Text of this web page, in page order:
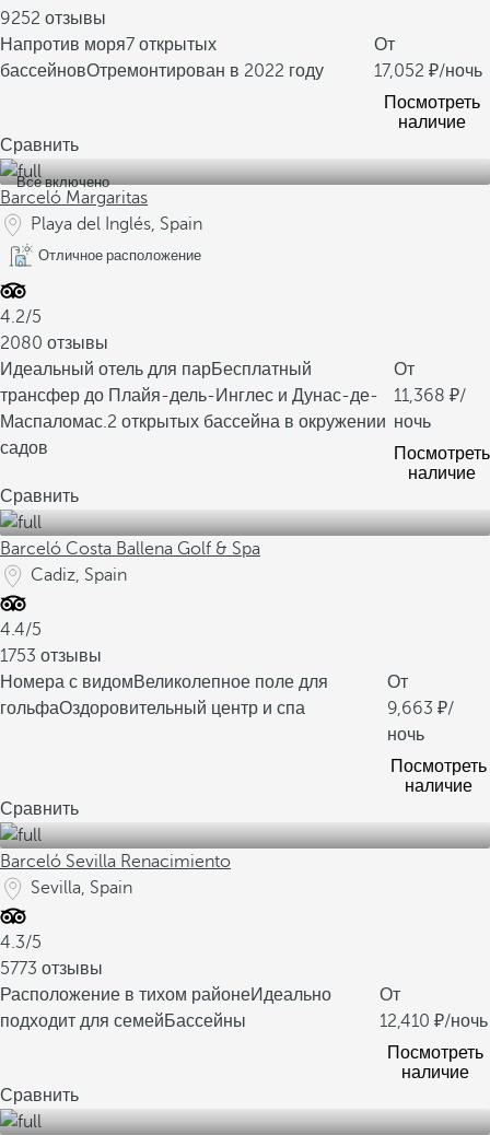
9252 отзывы
Напротив моря7 открытых
бассейновОтремонтирован в 2022 году
От
17,052
/ночь
Посмотреть
наличие
Сравнить
Все включено
Barceló Margaritas
Playa del Inglés, Spain
Отличное расположение
4.2/5
2080 отзывы
Идеальный отель для парБесплатный
трансфер до Плайя-дель-Инглес и Дунас-де-
Маспаломас.2 открытых бассейна в окружении
садов
От
11,368
/
ночь
Посмотреть
наличие
Сравнить
Barceló Costa Ballena Golf & Spa
Cadiz, Spain
4.4/5
1753 отзывы
Номера с видомВеликолепное поле для
гольфаОздоровительный центр и спа
От
9,663
/
ночь
Посмотреть
наличие
Сравнить
Barceló Sevilla Renacimiento
Sevilla, Spain
4.3/5
5773 отзывы
Расположение в тихом районеИдеально
подходит для семейБассейны
От
12,410
/ночь
Посмотреть
наличие
Сравнить